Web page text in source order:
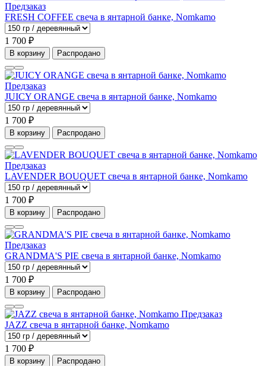
Предзаказ
FRESH COFFEE свеча в янтарной банке, Nomkamo
1 700 ₽
В корзину Распродано
Предзаказ
JUICY ORANGE свеча в янтарной банке, Nomkamo
1 700 ₽
В корзину Распродано
Предзаказ
LAVENDER BOUQUET свеча в янтарной банке, Nomkamo
1 700 ₽
В корзину Распродано
Предзаказ
GRANDMA'S PIE свеча в янтарной банке, Nomkamo
1 700 ₽
В корзину Распродано
Предзаказ
JAZZ свеча в янтарной банке, Nomkamo
1 700 ₽
В корзину Распродано